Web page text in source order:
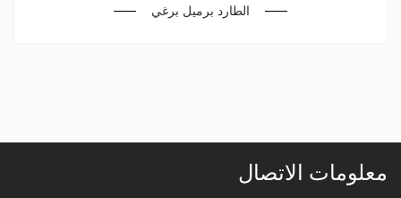
الطارد برميل برغي
معلومات الاتصال